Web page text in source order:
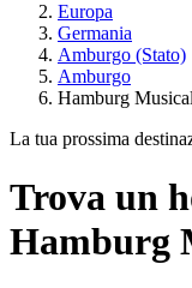
Europa
Germania
Amburgo (Stato)
Amburgo
Hamburg Musical
La tua prossima
Trova un
Hamburg